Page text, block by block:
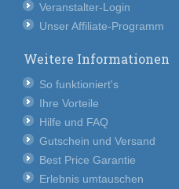
Veranstalter-Login
Unser Affiliate-Programm
Weitere Informationen
So funktioniert's
Ihre Vorteile
Hilfe und FAQ
Gutschein und Versand
Best Price Garantie
Erlebnis umtauschen